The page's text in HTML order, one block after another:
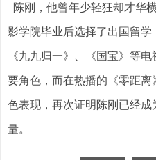
陈刚，他曾年少轻狂却才华
影学院毕业后选择了出国留
《九九归一》、《国宝》等
要角色，而在热播的《零距
色表现，再次证明陈刚已经
量。